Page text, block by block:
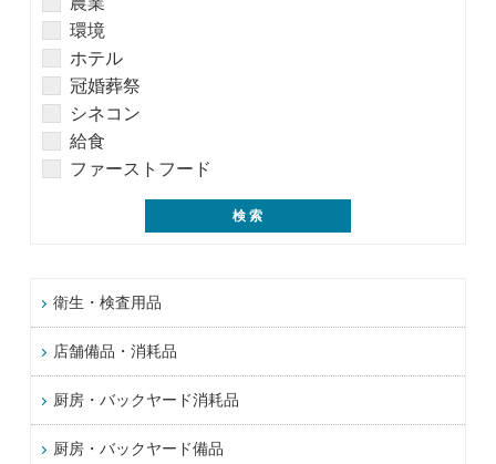
環境
ホテル
冠婚葬祭
シネコン
給食
ファーストフード
衛生・検査用品
店舗備品・消耗品
厨房・バックヤード消耗品
厨房・バックヤード備品